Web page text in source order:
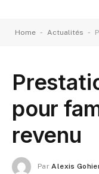
Home - Actualités -
pour
revenu
Par Alexis